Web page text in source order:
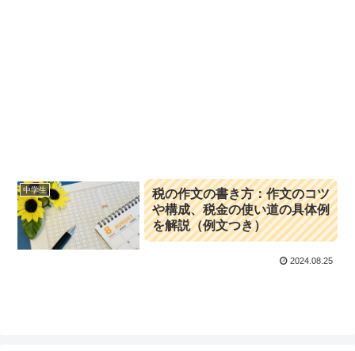
中学生
税の作文の書き方：作文のコツ
や構成、税金の使い道の具体例
を解説（例文つき）
2024.08.25